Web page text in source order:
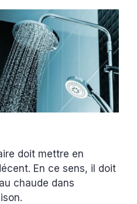
doit mettre en
En ce sens, il doit
chaude dans